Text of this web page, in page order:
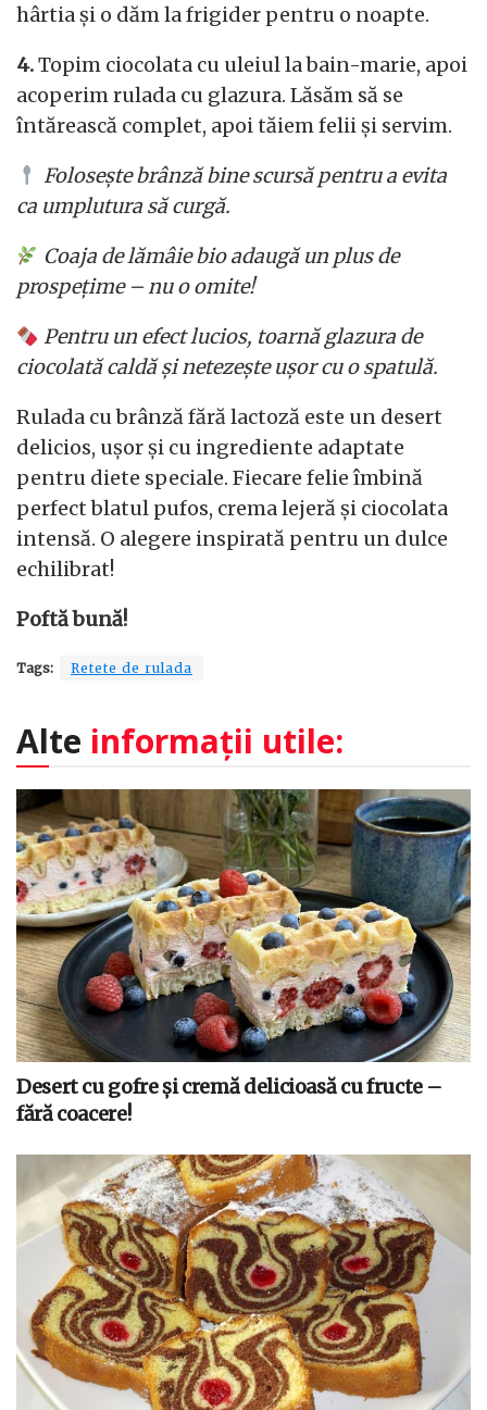
hârtia și o dăm la frigider pentru o noapte.
4.Topim ciocolata cu uleiul la bain-marie, apoi
acoperim rulada cu glazura. Lăsăm să se
întărească complet, apoi tăiem felii și servim.
Folosește brânză bine scursă pentru a evita
ca umplutura să curgă.
Coaja de lămâie bio adaugă un plus de
prospețime – nu o omite!
Pentru un efect lucios, toarnă glazura de
ciocolată caldă și netezește ușor cu o spatulă.
Rulada cu brânză fără lactoză este un desert
delicios, ușor și cu ingrediente adaptate
pentru diete speciale. Fiecare felie îmbină
perfect blatul pufos, crema lejeră și ciocolata
intensă. O alegere inspirată pentru un dulce
echilibrat!
Poftă bună!
Tags: Retete de rulada
Alte informații utile:
Desert cu gofre și cremă delicioasă cu fructe –
fără coacere!